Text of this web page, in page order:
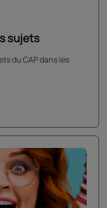
sujets
du CAP dans les